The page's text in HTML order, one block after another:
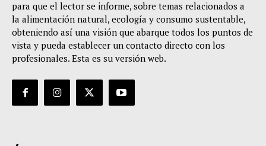
para que el lector se informe, sobre temas relacionados a
la alimentación natural, ecología y consumo sustentable,
obteniendo así una visión que abarque todos los puntos de
vista y pueda establecer un contacto directo con los
profesionales. Esta es su versión web.